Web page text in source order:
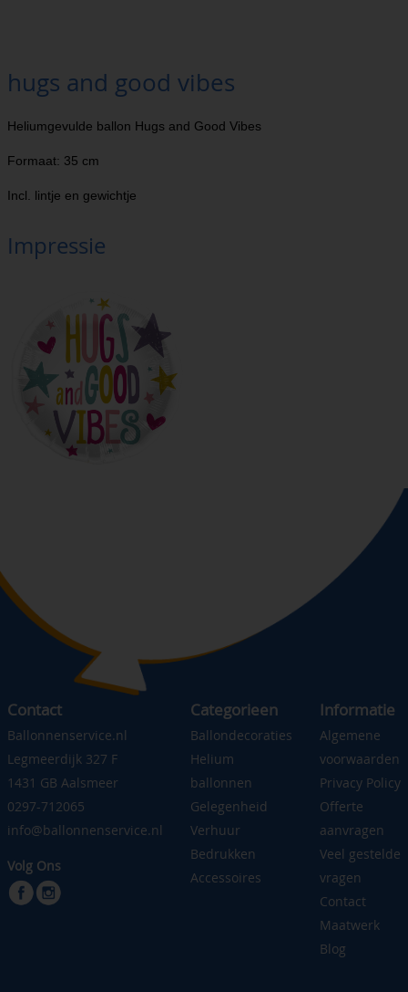
hugs and good vibes
Heliumgevulde ballon Hugs and Good Vibes
Formaat: 35 cm
Incl. lintje en gewichtje
Impressie
Contact
Ballonnenservice.nl
Legmeerdijk 327 F
1431 GB Aalsmeer
0297-712065
info@ballonnenservice.nl
Volg Ons
Categorieen
Ballondecoraties
Helium
ballonnen
Gelegenheid
Verhuur
Bedrukken
Accessoires
Informatie
Algemene
voorwaarden
Privacy Policy
Offerte
aanvragen
Veel gestelde
vragen
Contact
Maatwerk
Blog